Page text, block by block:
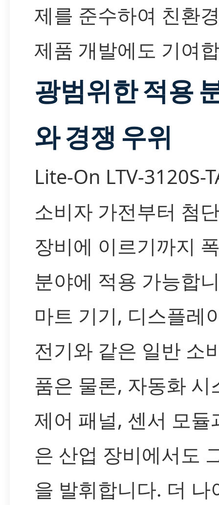
제를 준수하여 친환
제품 개발에도 기여
광범위한 적용
와 경쟁 우위
Lite-On LTV-3120S-
소비자 가전부터 첨
장비에 이르기까지
분야에 적용 가능합
마트 기기, 디스플레
전기와 같은 일반 소
품은 물론, 자동화 시
제어 패널, 센서 모듈
은 산업 장비에서도
을 발휘합니다. 더 나